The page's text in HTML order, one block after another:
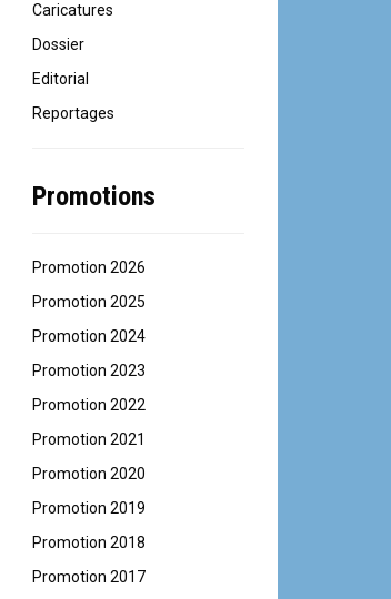
Caricatures
Dossier
Editorial
Reportages
Promotions
Promotion 2026
Promotion 2025
Promotion 2024
Promotion 2023
Promotion 2022
Promotion 2021
Promotion 2020
Promotion 2019
Promotion 2018
Promotion 2017